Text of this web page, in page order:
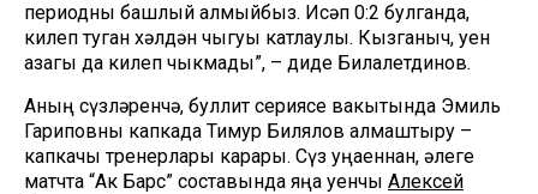
периодны башлый алмыйбыз. Исәп 0:2 булганда,
килеп туган хәлдән чыгуы катлаулы. Кызганыч, уен
азагы да килеп чыкмады”, – диде Билалетдинов.
Аның сүзләренчә, буллит сериясе вакытында Эмиль
Гариповны капкада Тимур Билялов алмаштыру –
капкачы тренерлары карары. Сүз уңаеннан, әлеге
матчта “Ак Барс” составында яңа уенчы Алексей